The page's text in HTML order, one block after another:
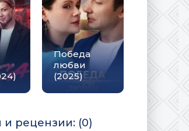
Победа
любви
(2025)
рецензии: (0)